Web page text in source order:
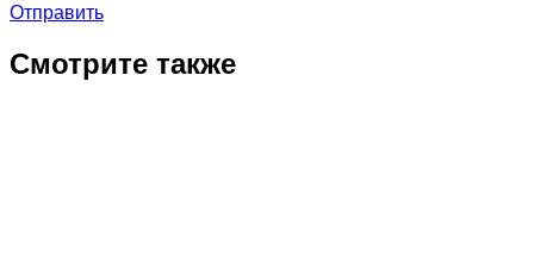
Отправить
Смотрите также